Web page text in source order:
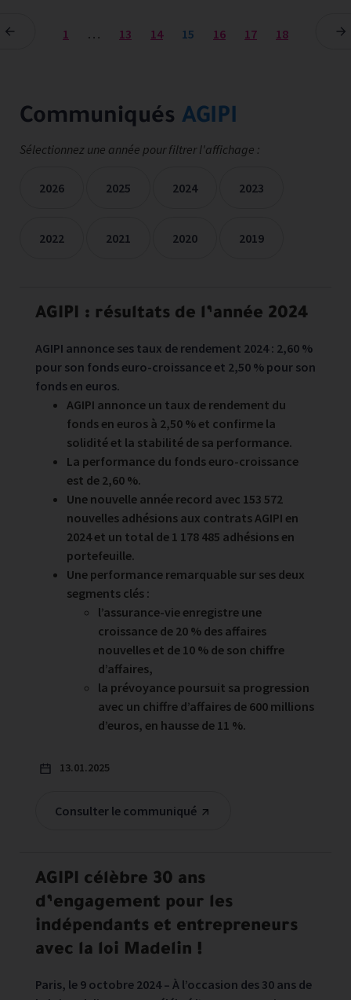
1 … 13 14 15 16 17 18
Communiqués AGIPI
Sélectionnez une année pour filtrer l'affichage :
2026 2025 2024 2023
2022 2021 2020 2019
AGIPI : résultats de l’année 2024
AGIPI annonce ses taux de rendement 2024 : 2,60 %
pour son fonds euro-croissance et 2,50 % pour son
fonds en euros.
AGIPI annonce un taux de rendement du
fonds en euros à 2,50 % et confirme la
solidité et la stabilité de sa performance.
La performance du fonds euro-croissance
est de 2,60 %.
Une nouvelle année record avec 153 572
nouvelles adhésions aux contrats AGIPI en
2024 et un total de 1 178 485 adhésions en
portefeuille.
Une performance remarquable sur ses deux
segments clés :
l’assurance-vie enregistre une
croissance de 20 % des affaires
nouvelles et de 10 % de son chiffre
d’affaires,
la prévoyance poursuit sa progression
avec un chiffre d’affaires de 600 millions
d’euros, en hausse de 11 %.
Consulter le communiqué
13.01.2025
AGIPI célèbre 30 ans
d’engagement pour les
indépendants et entrepreneurs
avec la loi Madelin !
Paris, le 9 octobre 2024 – À l’occasion des 30 ans de